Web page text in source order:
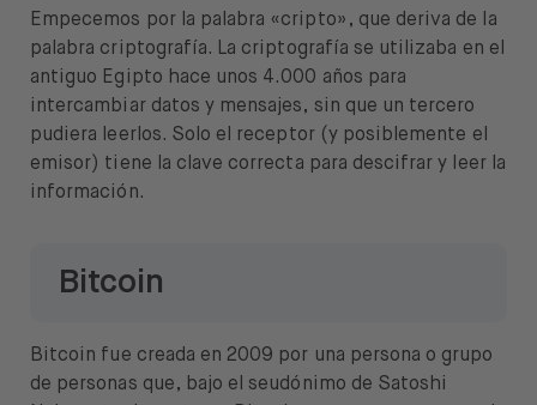
Empecemos por la palabra «cripto», que deriva de la
palabra criptografía. La criptografía se utilizaba en el
antiguo Egipto hace unos 4.000 años para
intercambiar datos y mensajes, sin que un tercero
pudiera leerlos. Solo el receptor (y posiblemente el
emisor) tiene la clave correcta para descifrar y leer la
información.
Bitcoin
Bitcoin fue creada en 2009 por una persona o grupo
de personas que, bajo el seudónimo de Satoshi